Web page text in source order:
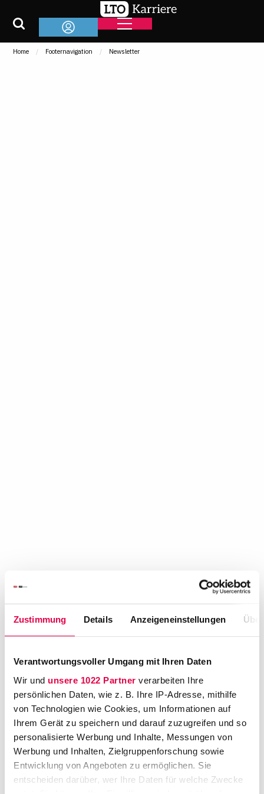
Zustimmung Details Anzeigeneinstellungen
Verantwortungsvoller Umgang mit Ihren Daten
Wir und unsere 1022 Partner verarbeiten Ihre
persönlichen Daten, wie z. B. Ihre IP-Adresse, mithilfe
von Technologien wie Cookies, um Informationen auf
Ihrem Gerät zu speichern und darauf zuzugreifen und so
personalisierte Werbung und Inhalte, Messungen von
Werbung und Inhalten, Zielgruppenforschung sowie
Entwicklung von Angeboten zu ermöglichen. Sie
entscheiden darüber, wer Ihre Daten für welche Zwecke
Home Footernavigation Newsletter